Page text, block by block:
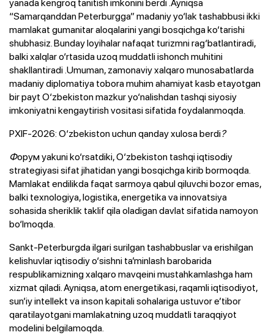
“Samarqanddan Peterburgga” madaniy yo‘lak tashabbusi ikki
mamlakat gumanitar aloqalarini yangi bosqichga ko‘tarishi
shubhasiz. Bunday loyihalar nafaqat turizmni rag‘batlantiradi,
balki xalqlar o‘rtasida uzoq muddatli ishonch muhitini
shakllantiradi .Umuman, zamonaviy xalqaro munosabatlarda
madaniy diplomatiya tobora muhim ahamiyat kasb etayotgan
bir payt O‘zbekiston mazkur yo‘nalishdan tashqi siyosiy
imkoniyatni kengaytirish vositasi sifatida foydalanmoqda.
PXIF-2026: O‘zbekiston uchun qanday xulosa berdi?
Форум yakuni ko‘rsatdiki, O‘zbekiston tashqi iqtisodiy
strategiyasi sifat jihatidan yangi bosqichga kirib bormoqda.
Mamlakat endilikda faqat sarmoya qabul qiluvchi bozor emas,
balki texnologiya, logistika, energetika va innovatsiya
sohasida sheriklik taklif qila oladigan davlat sifatida namoyon
bo‘lmoqda.
Sankt-Peterburgda ilgari surilgan tashabbuslar va erishilgan
kelishuvlar iqtisodiy o‘sishni ta’minlash barobarida
respublikamizning xalqaro mavqeini mustahkamlashga ham
xizmat qiladi. Ayniqsa, atom energetikasi, raqamli iqtisodiyot,
sun’iy intellekt va inson kapitali sohalariga ustuvor e’tibor
qaratilayotgani mamlakatning uzoq muddatli taraqqiyot
modelini belgilamoqda.